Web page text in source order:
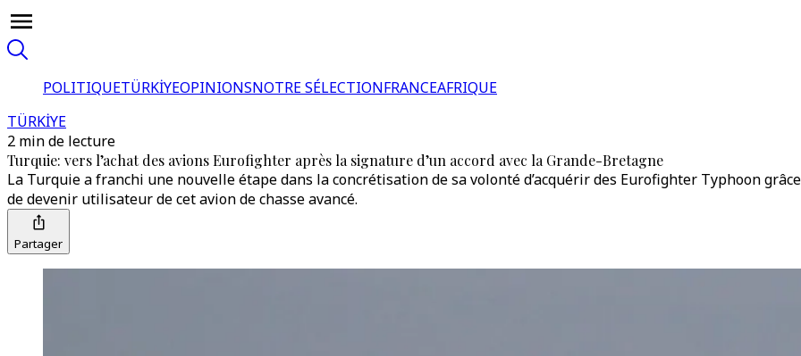
POLITIQUETÜRKİYEOPINIONSNOTRE SÉLECTIONFRANCEAFRIQUE
TÜRKİYE
2 min de lecture
Turquie: vers l’achat des avions Eurofighter après la signature d’un accord avec la Grande-Bretagne
La Turquie a franchi une nouvelle étape dans la concrétisation de sa volonté d’acquérir des Eurofighter Typhoon
de devenir utilisateur de cet avion de chasse avancé.
Partager